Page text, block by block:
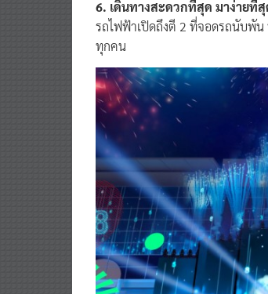
รถไฟฟ้าเปิดถึงตี 2 ที่จอดรถนับพัน
ทุกคน